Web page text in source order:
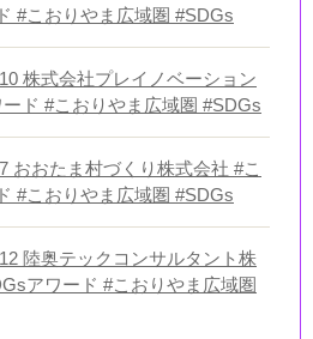
#こおりやま広域圏 #SDGs
株式会社プレイノベーション
ド #こおりやま広域圏 #SDGs
おおたま村づくり株式会社 #こ
#こおりやま広域圏 #SDGs
陸奥テックコンサルタント株
アワード #こおりやま広域圏